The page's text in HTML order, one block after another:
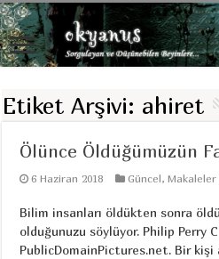
Etiket Arşivi: ahiret
Ölünce Öldüğümüzün
6 Haziran 2018 Güncel,Makaleler
Bilim insanları öldükten sonra
olduğunuzu söylüyor. Philip Perry
PublicDomainPictures.net. Bir kişi